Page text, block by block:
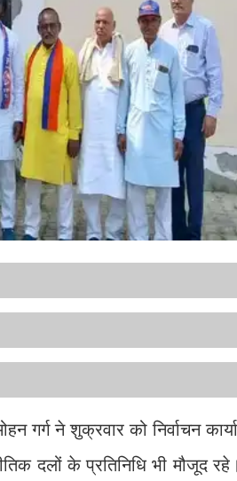
गर्ग ने शुक्रवार को निर्वाचन
दलों के प्रतिनिधि भी मौजूद